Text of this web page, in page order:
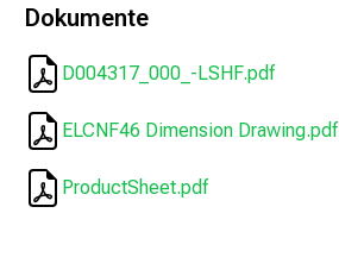
Dokumente
D004317_000_-LSHF.pdf
ELCNF46 Dimension Drawing.pdf
ProductSheet.pdf